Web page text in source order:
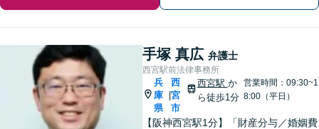
手塚 真広 弁護士
西宮駅前法律事務所
兵
庫
県
西
宮
市
西宮駅 か
ら徒歩1分
営業時間：09:30~1
8:00（平日）
【阪神西宮駅1分】「財産分与／婚姻費